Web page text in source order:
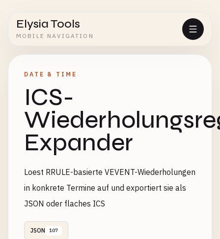
Elysia Tools
MOBILE NAVIGATION
DATE & TIME
ICS-
Expander
Loest RRULE-basierte VEVENT-Wiederholungen
in konkrete Termine auf und exportiert sie als
JSON oder flaches ICS
JSON 107